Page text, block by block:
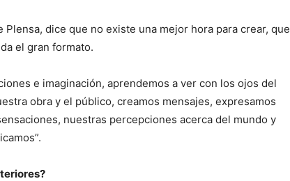
dice que no existe una mejor hora para crear, que
el gran formato.
e imaginación, aprendemos a ver con los ojos del
obra y el público, creamos mensajes, expresamos
nuestras percepciones acerca del mundo y